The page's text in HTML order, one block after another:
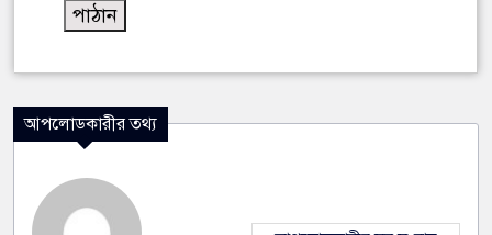
আপলোডকারীর তথ্য